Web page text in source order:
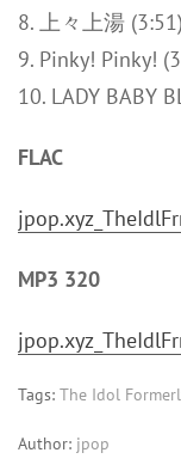
8. 上々上湯 (3:51)
9. Pinky! Pinky!
10. LADY BABY
FLAC
MP3 320
Tags: The Idol
Author: jpop